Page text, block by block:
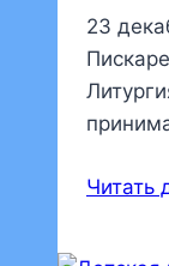
23
Читать